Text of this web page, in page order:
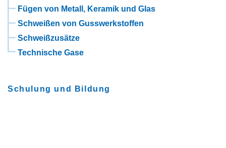
Fügen von Metall, Keramik und Glas
Schweißen von Gusswerkstoffen
Schweißzusätze
Technische Gase
Schulung und Bildung